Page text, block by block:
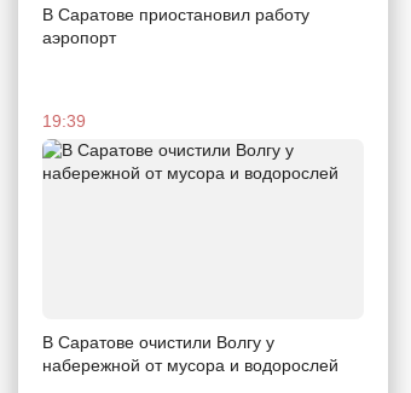
В Саратове приостановил работу
аэропорт
19:39
В Саратове очистили Волгу у
набережной от мусора и водорослей